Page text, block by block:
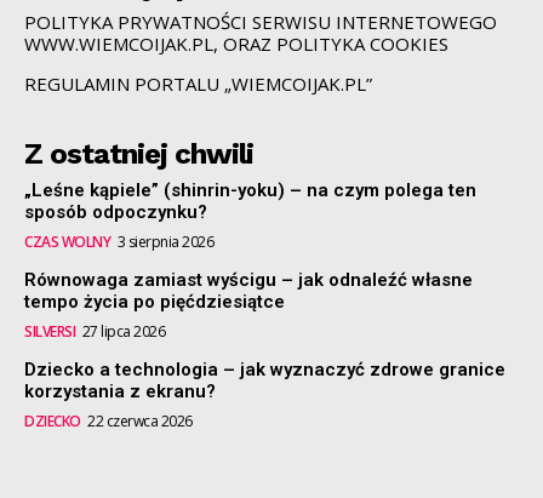
POLITYKA PRYWATNOŚCI SERWISU INTERNETOWEGO
WWW.WIEMCOIJAK.PL, ORAZ POLITYKA COOKIES
REGULAMIN PORTALU „WIEMCOIJAK.PL”
Z ostatniej chwili
„Leśne kąpiele” (shinrin-yoku) – na czym polega ten
sposób odpoczynku?
CZAS WOLNY 3 sierpnia 2026
Równowaga zamiast wyścigu – jak odnaleźć własne
tempo życia po pięćdziesiątce
SILVERSI 27 lipca 2026
Dziecko a technologia – jak wyznaczyć zdrowe granice
korzystania z ekranu?
DZIECKO 22 czerwca 2026